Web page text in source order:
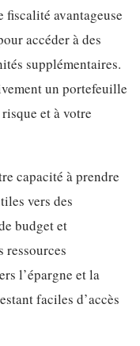
fiscalité avantageuse
accéder à des
supplémentaires.
un portefeuille
et à votre
capacité à prendre
vers des
budget et
ressources
l’épargne et la
faciles d’accès